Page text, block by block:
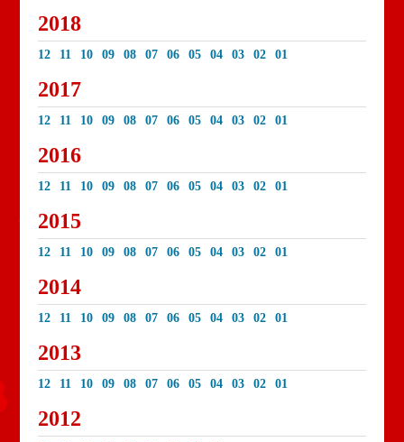
2018
12 11 10 09 08 07 06 05 04 03 02 01
2017
12 11 10 09 08 07 06 05 04 03 02 01
2016
12 11 10 09 08 07 06 05 04 03 02 01
2015
12 11 10 09 08 07 06 05 04 03 02 01
2014
12 11 10 09 08 07 06 05 04 03 02 01
2013
12 11 10 09 08 07 06 05 04 03 02 01
2012